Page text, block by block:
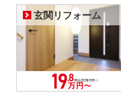
玄関リフォーム